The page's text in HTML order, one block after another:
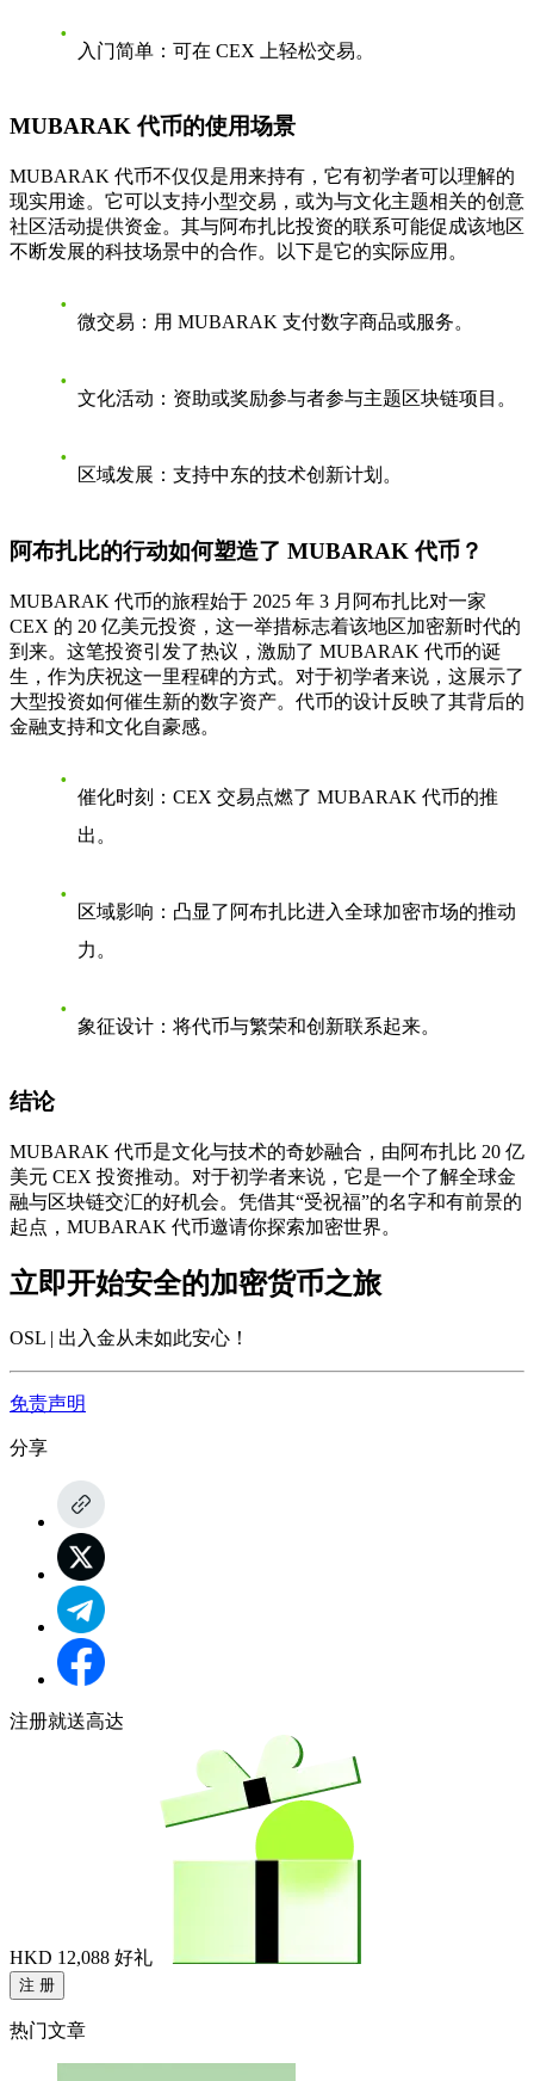
入门简单 ：可在 CEX 上轻松交易。
MUBARAK 代币的使用场景
MUBARAK 代币不仅仅是用来持有，它有初学者可以理解的
现实用途。它可以支持小型交易，或为与文化主题相关的创意
社区活动提供资金。其与阿布扎比投资的联系可能促成该地区
不断发展的科技场景中的合作。以下是它的实际应用。
微交易 ：用 MUBARAK 支付数字商品或服务。
文化活动 ：资助或奖励参与者参与主题区块链项目。
区域发展 ：支持中东的技术创新计划。
阿布扎比的行动如何塑造了 MUBARAK 代币？
MUBARAK 代币的旅程始于 2025 年 3 月阿布扎比对一家
CEX 的 20 亿美元投资，这一举措标志着该地区加密新时代的
到来。这笔投资引发了热议，激励了 MUBARAK 代币的诞
生，作为庆祝这一里程碑的方式。对于初学者来说，这展示了
大型投资如何催生新的数字资产。代币的设计反映了其背后的
金融支持和文化自豪感。
催化时刻
：CEX 交易点燃了 MUBARAK 代币的推
出。
区域影响 ：凸显了阿布扎比进入全球加密市场的推动
力。
象征设计 ：将代币与繁荣和创新联系起来。
结论
MUBARAK 代币是文化与技术的奇妙融合，由阿布扎比 20 亿
美元 CEX 投资推动。对于初学者来说，它是一个了解全球金
融与区块链交汇的好机会。凭借其“受祝福”的名字和有前景的
起点，MUBARAK 代币邀请你探索加密世界。
立即开始安全的加密货币之旅
OSL | 出入金从未如此安心 ！
免责声明
分享
注册就送高达
HKD 12,088 好礼
注 册
热门文章